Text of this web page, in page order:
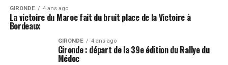
GIRONDE 4 ans ago
La victoire du Maroc fait du bruit place de la Victoire à
Bordeaux
GIRONDE 4 ans ago
Gironde : départ de la 39e édition du Rallye du
Médoc